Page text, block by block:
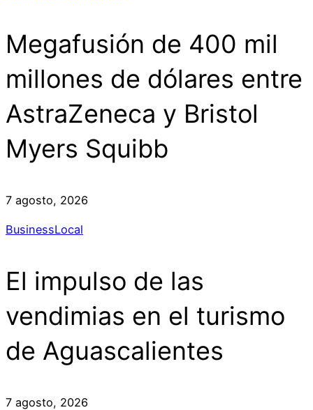
Megafusión de 400 mil
millones de dólares entre
AstraZeneca y Bristol
Myers Squibb
7 agosto, 2026
BusinessLocal
El impulso de las
vendimias en el turismo
de Aguascalientes
7 agosto, 2026